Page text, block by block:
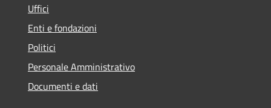
Uffici
Enti e fondazioni
Politici
Personale Amministrativo
Documenti e dati